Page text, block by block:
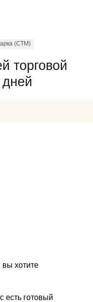
(СТМ)
торговой
дней
вы хотите
есть готовый